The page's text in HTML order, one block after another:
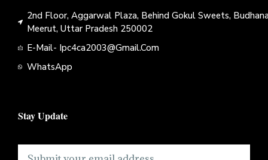
2nd Floor, Aggarwal Plaza, Behind Gokul Sweets,
Meerut, Uttar Pradesh 250002
E-Mail- Ipc4ca2003@gmail.com
WhatsApp
Stay Update